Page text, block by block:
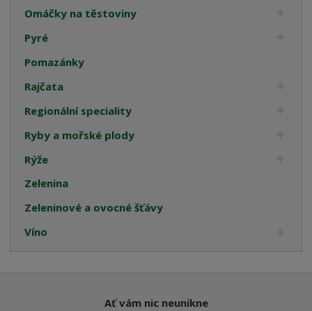
Omáčky na těstoviny
Pyré
Pomazánky
Rajčata
Regionální speciality
Ryby a mořské plody
Rýže
Zelenina
Zeleninové a ovocné šťávy
Víno
Ať vám nic neunikne